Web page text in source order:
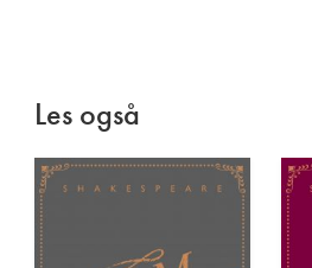
Les også